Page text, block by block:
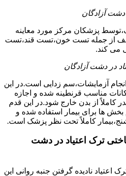
دشت آزادگان
پزشکان مرکز مورد معاینه
از جمله تست خون،تست قند،تست
می کند.
در دشت آزادگان
آزمایشات،سم زدایی است.در این
مناسب قرنطینه شده و اجازه
کاملاً از بدن خارج شود.در این قدم
بخش ها برای بیمار استفاده شده و
کاملاً تحت نظر پزشک است.
ترک اعتیاد در دشت
نادیده گرفتن جنبه روانی این